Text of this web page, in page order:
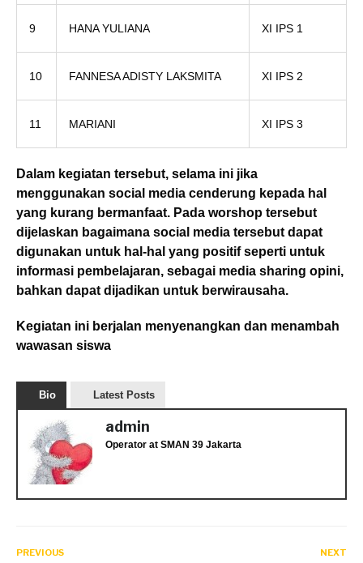
9 HANA YULIANA XI IPS 1
10 FANNESA ADISTY LAKSMITA XI IPS 2
11 MARIANI XI IPS 3
Dalam kegiatan tersebut, selama ini jika
menggunakan social media cenderung kepada hal
yang kurang bermanfaat. Pada worshop tersebut
dijelaskan bagaimana social media tersebut dapat
digunakan untuk hal-hal yang positif seperti untuk
informasi pembelajaran, sebagai media sharing opini,
bahkan dapat dijadikan untuk berwirausaha.
Kegiatan ini berjalan menyenangkan dan menambah
wawasan siswa
Bio Latest Posts
admin
Operator at SMAN 39 Jakarta
PREVIOUS NEXT